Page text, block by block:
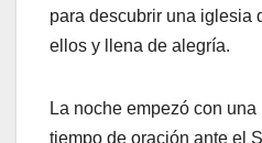
para descubrir una iglesia
ellos y llena de alegría.
La noche empezó con
tiempo de oración ante el